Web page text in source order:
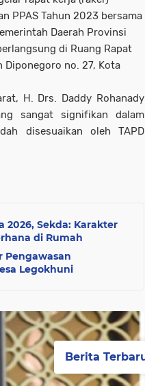
PPAS Tahun 2023 bersama
Daerah Provinsi
di Ruang Rapat
Diponegoro no. 27, Kota
H. Drs. Daddy Rohanady
sangat signifikan dalam
disesuaikan oleh TAPD
2026, Sekda: Karakter
di Rumah
Pengawasan
Legokhuni
Berita